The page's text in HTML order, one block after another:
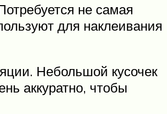
не самая
для наклеивания
Небольшой кусочек
аккуратно, чтобы